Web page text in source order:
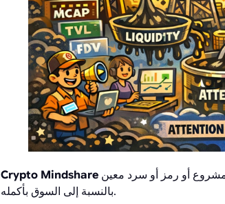
Crypto Mindshare
بالنسبة إلى السوق بأكمله.